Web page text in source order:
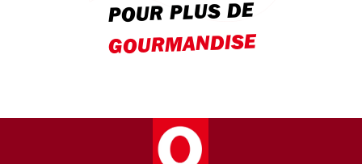
POUR PLUS DE
GOURMANDISE